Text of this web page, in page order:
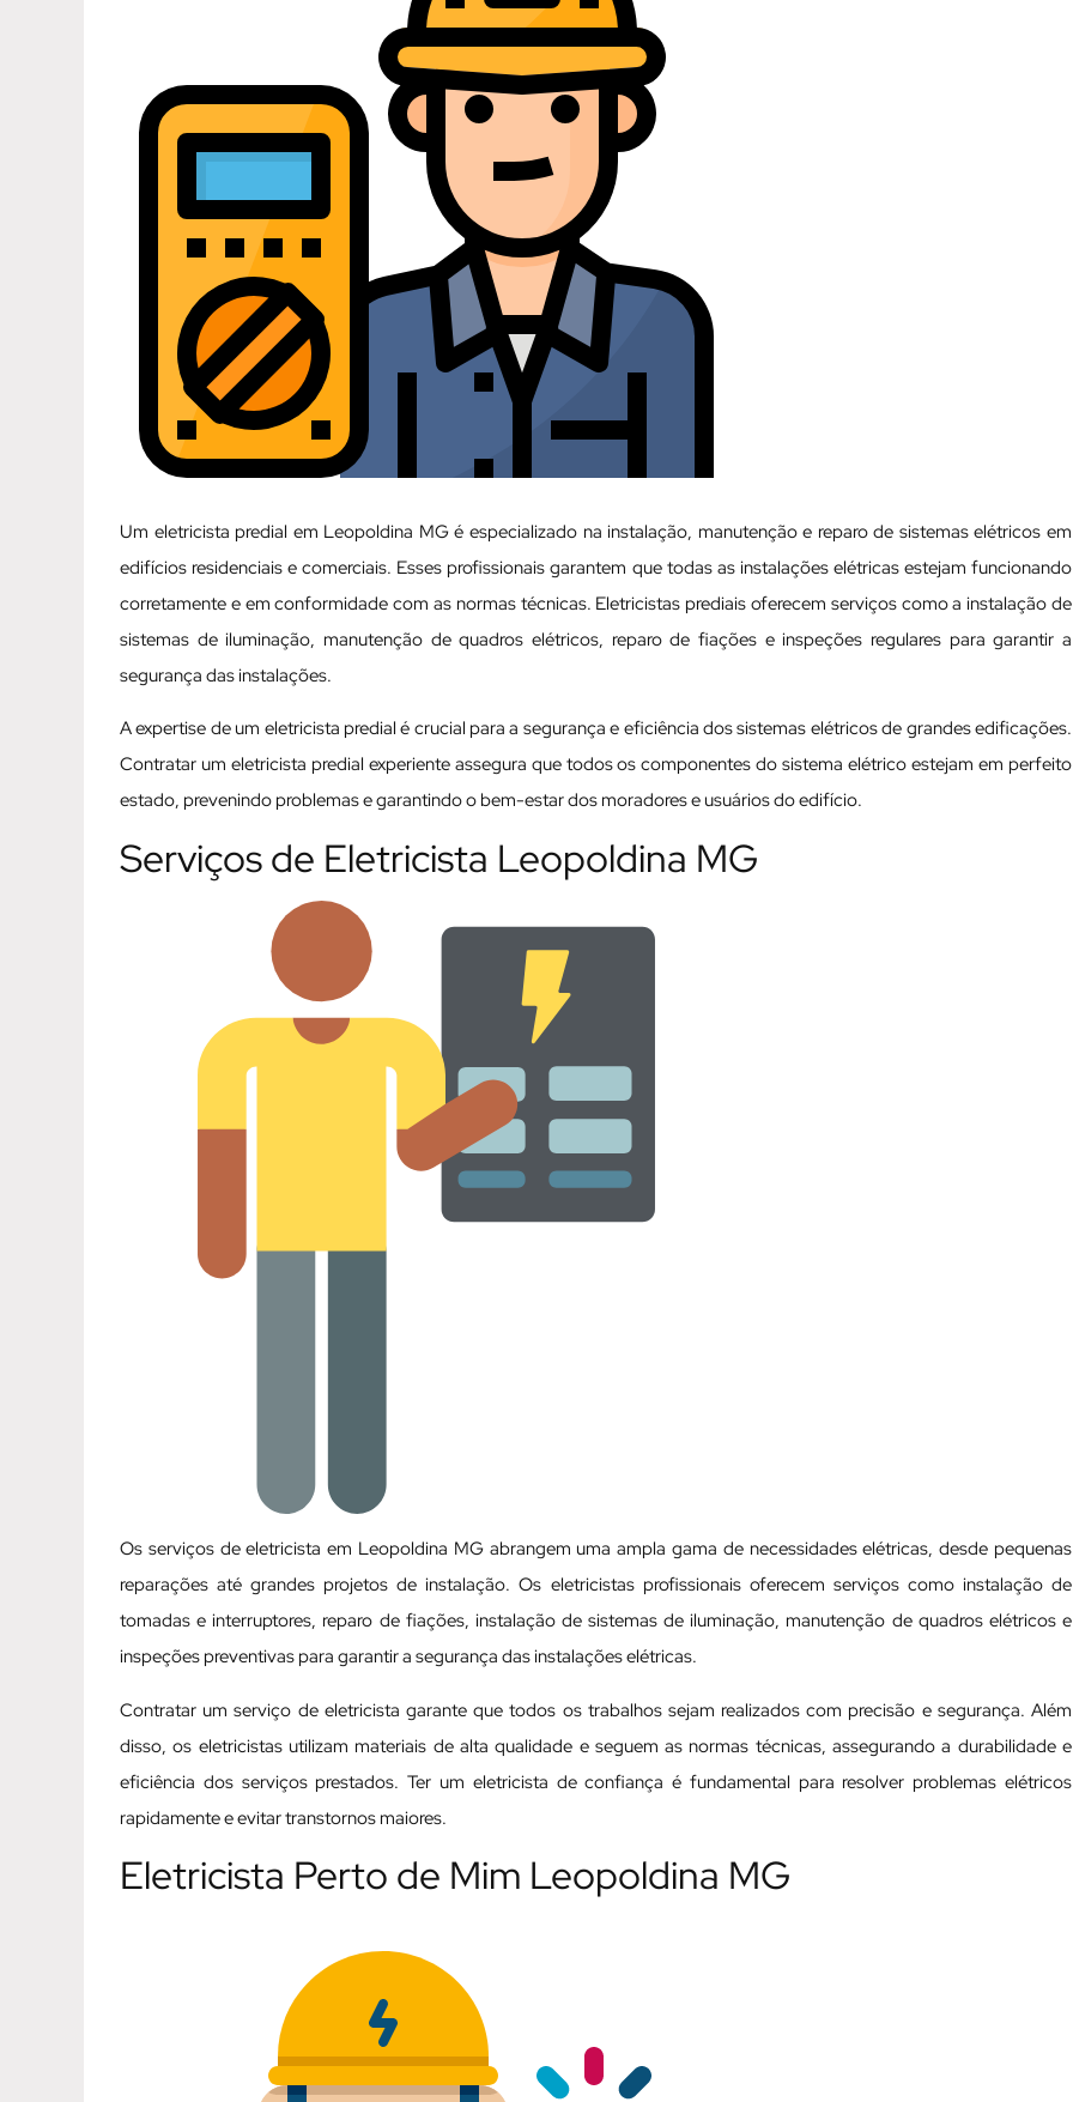
Um eletricista predial em Leopoldina MG é especializado na instalação, manutenção e reparo de sistemas elétricos em
edifícios residenciais e comerciais. Esses profissionais garantem que todas as instalações elétricas estejam funcionando
corretamente e em conformidade com as normas técnicas. Eletricistas prediais oferecem serviços como a instalação de
sistemas de iluminação, manutenção de quadros elétricos, reparo de fiações e inspeções regulares para garantir a
segurança das instalações.
A expertise de um eletricista predial é crucial para a segurança e eficiência dos sistemas elétricos de grandes edificações.
Contratar um eletricista predial experiente assegura que todos os componentes do sistema elétrico estejam em perfeito
estado, prevenindo problemas e garantindo o bem-estar dos moradores e usuários do edifício.
Serviços de Eletricista Leopoldina MG
Os serviços de eletricista em Leopoldina MG abrangem uma ampla gama de necessidades elétricas, desde pequenas
reparações até grandes projetos de instalação. Os eletricistas profissionais oferecem serviços como instalação de
tomadas e interruptores, reparo de fiações, instalação de sistemas de iluminação, manutenção de quadros elétricos e
inspeções preventivas para garantir a segurança das instalações elétricas.
Contratar um serviço de eletricista garante que todos os trabalhos sejam realizados com precisão e segurança. Além
disso, os eletricistas utilizam materiais de alta qualidade e seguem as normas técnicas, assegurando a durabilidade e
eficiência dos serviços prestados. Ter um eletricista de confiança é fundamental para resolver problemas elétricos
rapidamente e evitar transtornos maiores.
Eletricista Perto de Mim Leopoldina MG